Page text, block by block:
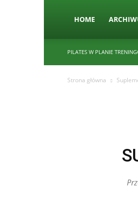
HOME
PILATES W PLANIE
Strona główna